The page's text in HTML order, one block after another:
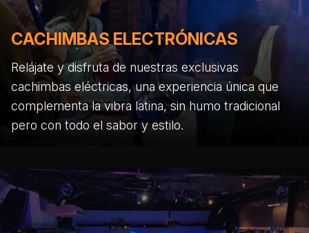
CACHIMBAS ELECTRÓNICAS
Relájate y disfruta de nuestras exclusivas
cachimbas eléctricas, una experiencia única que
complementa la vibra latina, sin humo tradicional
pero con todo el sabor y estilo.